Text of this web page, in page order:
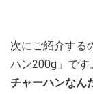
次にご紹介する
ハン200g」です
チャーハンなん